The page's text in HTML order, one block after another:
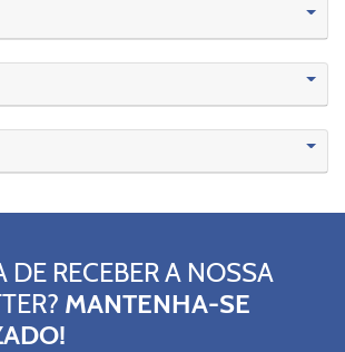
DE RECEBER A NOSSA
MANTENHA-SE